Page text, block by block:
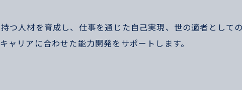
つ⼈材を育成し、仕事を通じた⾃⼰実現、世の適者として
ャリアに合わせた能力開発をサポートします。